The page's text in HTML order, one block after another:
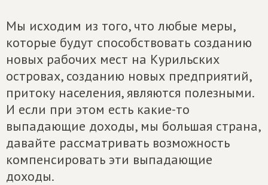
Мы исходим из того, что любые меры,
которые будут способствовать созданию
новых рабочих мест на Курильских
островах, созданию новых предприятий,
притоку населения, являются полезными.
И если при этом есть какие-то
выпадающие доходы, мы большая страна,
давайте рассматривать возможность
компенсировать эти выпадающие
доходы.